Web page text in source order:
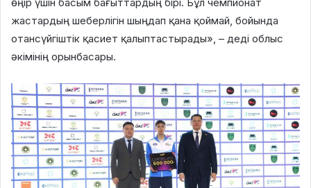
жастардың шеберлігін шыңдап қана қоймай, бойында
отансүйгіштік қасиет қалыптастырады», – деді облыс
әкімінің орынбасары.